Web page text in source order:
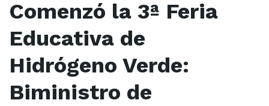
Comenzó la 3ª Feria
Educativa de
Hidrógeno Verde:
Biministro de